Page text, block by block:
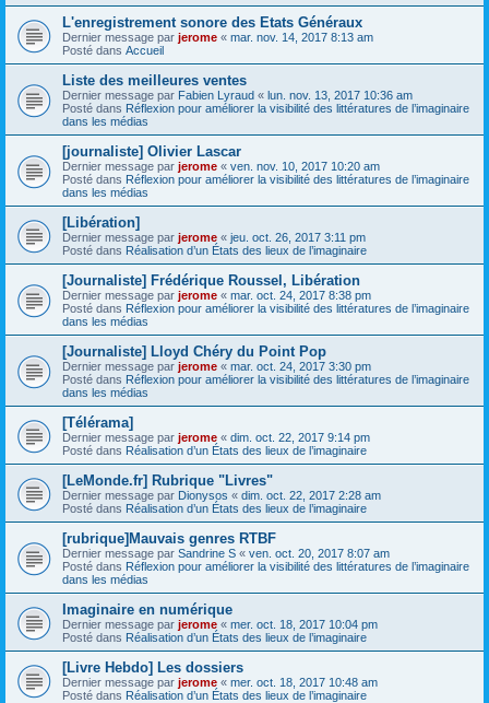
L'enregistrement sonore des Etats Généraux
Dernier message par jerome « mar. nov. 14, 2017 8:13 am
Posté dans Accueil
Liste des meilleures ventes
Dernier message par Fabien Lyraud « lun. nov. 13, 2017 10:36 am
Posté dans Réflexion pour améliorer la visibilité des littératures de l’imaginaire
dans les médias
[journaliste] Olivier Lascar
Dernier message par jerome « ven. nov. 10, 2017 10:20 am
Posté dans Réflexion pour améliorer la visibilité des littératures de l’imaginaire
dans les médias
[Libération]
Dernier message par jerome « jeu. oct. 26, 2017 3:11 pm
Posté dans Réalisation d’un États des lieux de l’imaginaire
[Journaliste] Frédérique Roussel, Libération
Dernier message par jerome « mar. oct. 24, 2017 8:38 pm
Posté dans Réflexion pour améliorer la visibilité des littératures de l’imaginaire
dans les médias
[Journaliste] Lloyd Chéry du Point Pop
Dernier message par jerome « mar. oct. 24, 2017 3:30 pm
Posté dans Réflexion pour améliorer la visibilité des littératures de l’imaginaire
dans les médias
[Télérama]
Dernier message par jerome « dim. oct. 22, 2017 9:14 pm
Posté dans Réalisation d’un États des lieux de l’imaginaire
[LeMonde.fr] Rubrique "Livres"
Dernier message par Dionysos « dim. oct. 22, 2017 2:28 am
Posté dans Réalisation d’un États des lieux de l’imaginaire
[rubrique]Mauvais genres RTBF
Dernier message par Sandrine S « ven. oct. 20, 2017 8:07 am
Posté dans Réflexion pour améliorer la visibilité des littératures de l’imaginaire
dans les médias
Imaginaire en numérique
Dernier message par jerome « mer. oct. 18, 2017 10:04 pm
Posté dans Réalisation d’un États des lieux de l’imaginaire
[Livre Hebdo] Les dossiers
Dernier message par jerome « mer. oct. 18, 2017 10:48 am
Posté dans Réalisation d’un États des lieux de l’imaginaire